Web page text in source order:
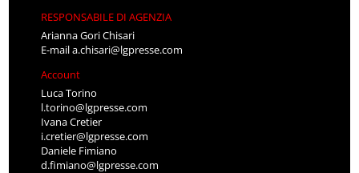
RESPONSABILE DI AGENZIA
Arianna Gori Chisari
E-maila.chisari@lgpresse.com
Account
Luca Torino
l.torino@lgpresse.com
Ivana Cretier
i.cretier@lgpresse.com
Daniele Fimiano
d.fimiano@lgpresse.com